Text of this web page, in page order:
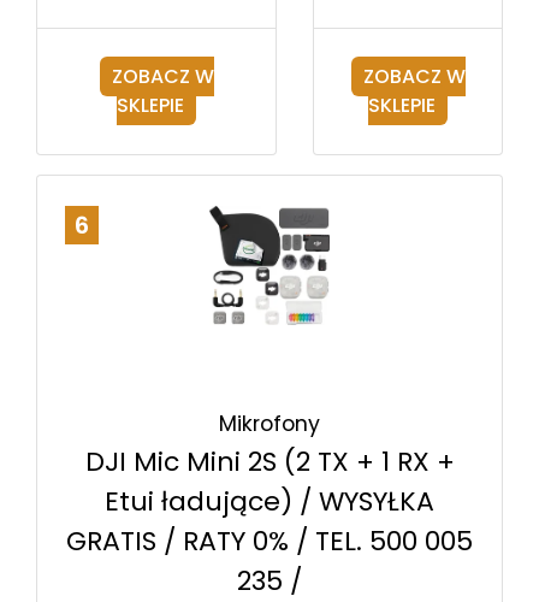
ZOBACZ W
SKLEPIE
ZOBACZ W
SKLEPIE
6
Mikrofony
DJI Mic Mini 2S (2 TX + 1 RX +
Etui ładujące) / WYSYŁKA
GRATIS / RATY 0% / TEL. 500 005
235 /